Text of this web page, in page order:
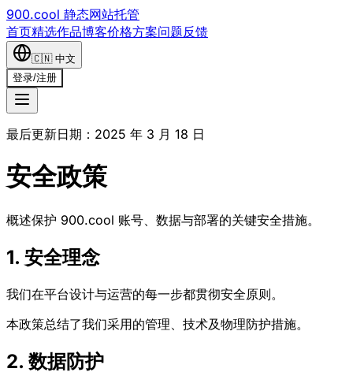
900.cool 静态网站托管
首页精选作品博客价格方案问题反馈
🇨🇳 中文
登录/注册
最后更新日期：2025 年 3 月 18 日
安全政策
概述保护 900.cool 账号、数据与部署的关键安全措施。
1. 安全理念
我们在平台设计与运营的每一步都贯彻安全原则。
本政策总结了我们采用的管理、技术及物理防护措施。
2. 数据防护